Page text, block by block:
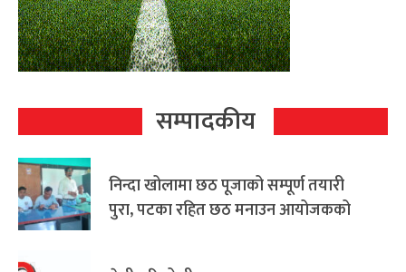
सम्पादकीय
निन्दा खोलामा छठ पूजाको सम्पूर्ण तयारी
पुरा, पटका रहित छठ मनाउन आयोजकको